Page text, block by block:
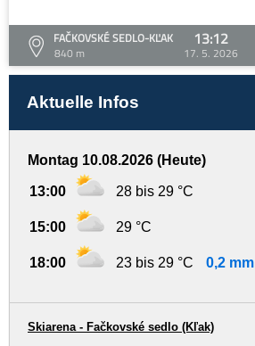
FAČKOVSKÉ SEDLO-KĽAK
840 m
13:12
17. 5. 2026
Aktuelle Infos
Montag 10.08.2026 (Heute)
13:00 28 bis 29 °C
15:00 29 °C
18:00 23 bis 29 °C 0,2 mm
Skiarena - Fačkovské sedlo (Kľak)